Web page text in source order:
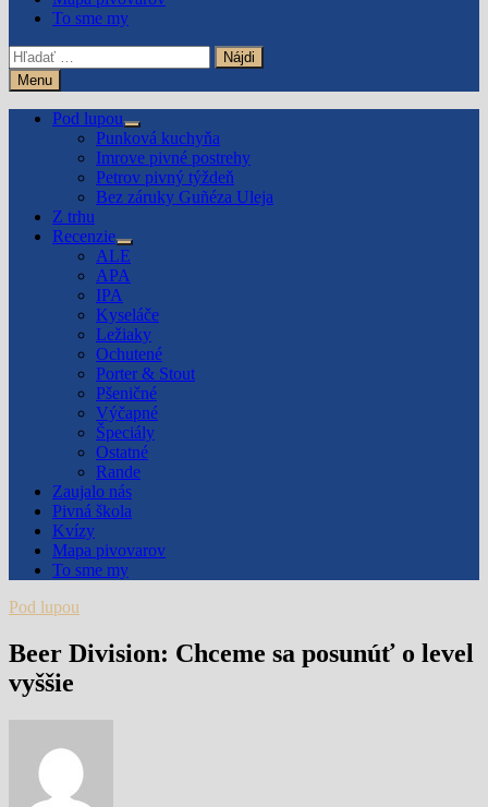
To sme my
Hľadať:
Menu
Pod lupou
Show
sub
menu
Punková kuchyňa
Imrove pivné postrehy
Petrov pivný týždeň
Bez záruky Guñéza Uleja
Z trhu
Recenzie
Show
sub
menu
ALE
APA
IPA
Kyseláče
Ležiaky
Ochutené
Porter & Stout
Pšeničné
Výčapné
Špeciály
Ostatné
Rande
Zaujalo nás
Pivná škola
Kvízy
Mapa pivovarov
To sme my
Pod lupou
Beer Division: Chceme sa posunúť o level
vyššie